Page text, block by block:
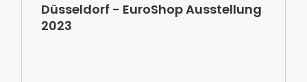
Düsseldorf - EuroShop Ausstellung
2023